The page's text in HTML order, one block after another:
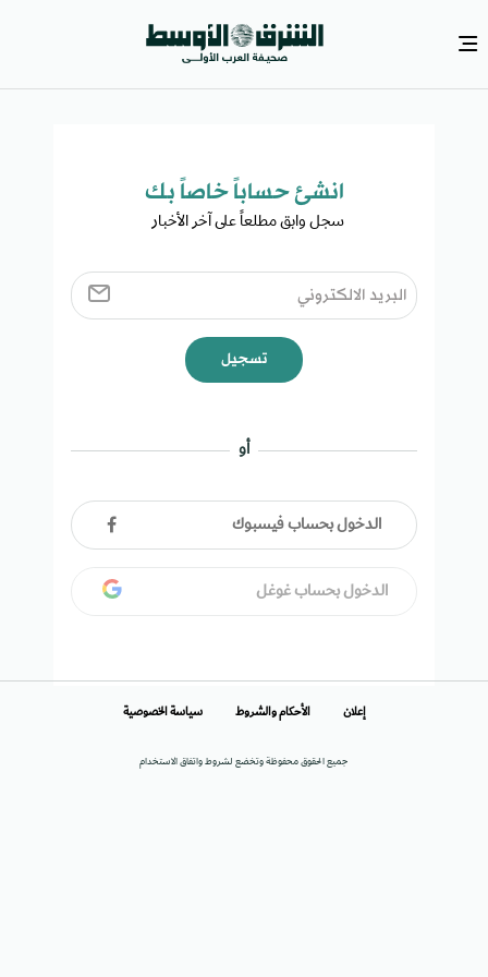
انشئ حساباً خاصاً بك​
سجل وابق مطلعاً على آخر الأخبار ​
تسجيل
أو
الدخول بحساب فيسبوك
الدخول بحساب غوغل
جميع الحقوق محفوظة وتخضع لشروط واتفاق الاستخدام
إعلان الأحكام والشروط سياسة الخصوصية